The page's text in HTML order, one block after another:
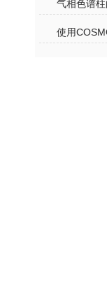
气相色谱
使用